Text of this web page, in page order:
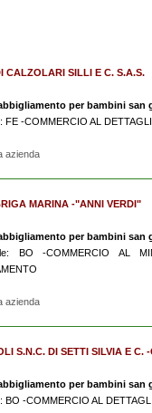
CALZOLARI SILLI E C. S.A.S.
per bambini san
FE -COMMERCIO AL
azienda
MARINA -"ANNI VERDI"
per bambini san
BO -COMMERCIO AL
azienda
S.N.C. DI SETTI SILVIA E C.
per bambini san
BO -COMMERCIO AL